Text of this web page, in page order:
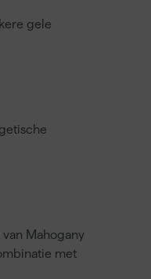
gele
Mahogany
met